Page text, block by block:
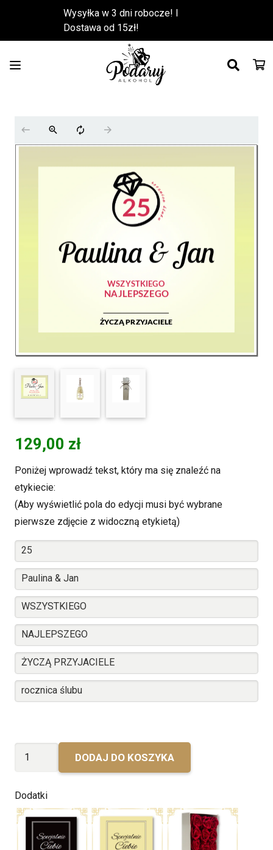
Wysyłka w 3 dni robocze! l
Dostawa od 15zł!
129,00 zł
Poniżej wprowadź tekst, który ma się znaleźć na
etykiecie:
(Aby wyświetlić pola do edycji musi być wybrane
pierwsze zdjęcie z widoczną etykietą)
ilość
Freixenet
DODAJ DO KOSZYKA
Dodatki